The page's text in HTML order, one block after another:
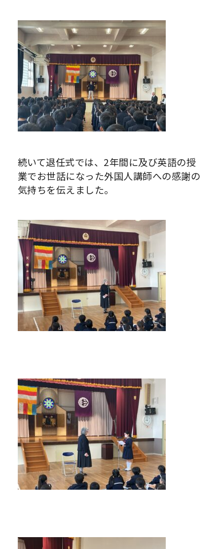
続いて退任式では、2年間に及び英語の授
業でお世話になった外国人講師への感謝の
気持ちを伝えました。